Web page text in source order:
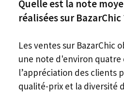
Quelle est la note
réalisées sur BazarChic
Les ventes sur BazarChic
une note d'environ
l’appréciation des clients
qualité-prix et la diversité